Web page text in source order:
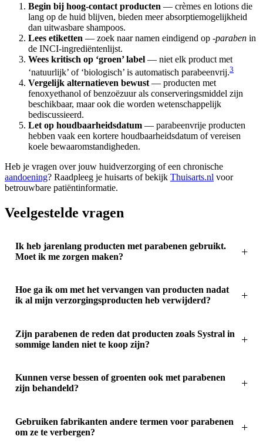
Begin bij hoog-contact producten — crèmes en lotions die
lang op de huid blijven, bieden meer absorptiemogelijkheid
dan uitwasbare shampoos.
Lees etiketten — zoek naar namen eindigend op -paraben in
de INCI-ingrediëntenlijst.
Wees kritisch op ‘groen’ label — niet elk product met
‘natuurlijk’ of ‘biologisch’ is automatisch parabeenvrij.3
Vergelijk alternatieven bewust — producten met
fenoxyethanol of benzoëzuur als conserveringsmiddel zijn
beschikbaar, maar ook die worden wetenschappelijk
bediscussieerd.
Let op houdbaarheidsdatum — parabeenvrije producten
hebben vaak een kortere houdbaarheidsdatum of vereisen
koele bewaaromstandigheden.
Heb je vragen over jouw huidverzorging of een chronische
aandoening? Raadpleeg je huisarts of bekijk Thuisarts.nl voor
betrouwbare patiëntinformatie.
Veelgestelde vragen
Ik heb jarenlang producten met parabenen gebruikt.
Moet ik me zorgen maken?
Hoe ga ik om met het vervangen van producten nadat
ik al mijn verzorgingsproducten heb verwijderd?
Zijn parabenen de reden dat producten zoals Systral in
sommige landen niet te koop zijn?
Kunnen verse bessen of groenten ook met parabenen
zijn behandeld?
Gebruiken fabrikanten andere termen voor parabenen
om ze te verbergen?